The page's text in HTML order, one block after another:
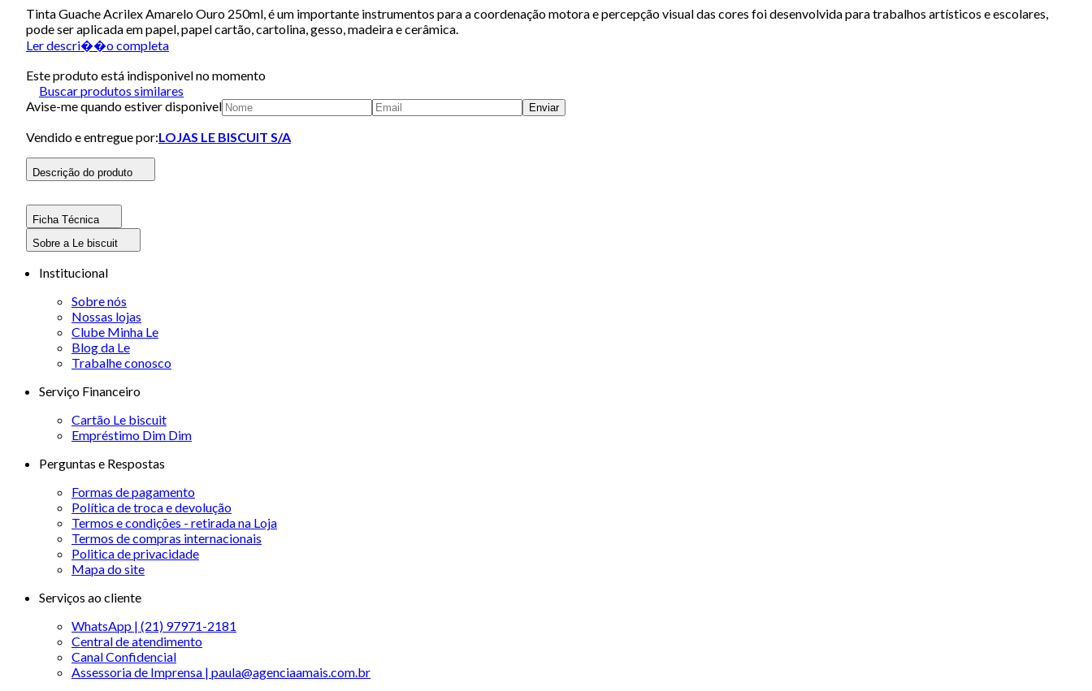
Tinta Guache Acrilex Amarelo Ouro 250ml, é um importante instrumentos para a coordenação motora e percepção visual das cores foi desenvolvida para trabalhos artísticos e escolares,
pode ser aplicada em papel, papel cartão, cartolina, gesso, madeira e cerâmica.
Ler descri��o completa
Este produto está indisponivel no momento
Buscar produtos similares
Avise-me quando estiver disponivel
Enviar
Vendido e entregue por:LOJAS LE BISCUIT S/A
Descrição do produto
Ficha Técnica
Sobre a Le biscuit
Institucional
Sobre nós
Nossas lojas
Clube Minha Le
Blog da Le
Trabalhe conosco
Serviço Financeiro
Cartão Le biscuit
Empréstimo Dim Dim
Perguntas e Respostas
Formas de pagamento
Política de troca e devolução
Termos e condições - retirada na Loja
Termos de compras internacionais
Politica de privacidade
Mapa do site
Serviços ao cliente
WhatsApp | (21) 97971-2181
Central de atendimento
Canal Confidencial
Assessoria de Imprensa | paula@agenciaamais.com.br